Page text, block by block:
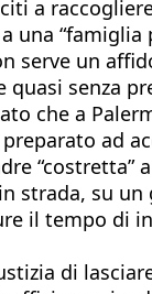
a
una
un
senza
che a
ad
strada, su
il tempo
di